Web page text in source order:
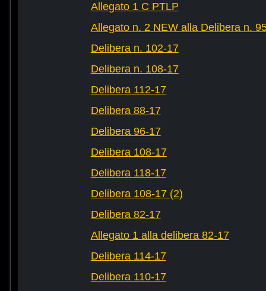
Allegato 1 C PTLP
Allegato n. 2 NEW alla Delibera n.
Delibera n. 102-17
Delibera n. 108-17
Delibera 112-17
Delibera 88-17
Delibera 96-17
Delibera 108-17
Delibera 118-17
Delibera 108-17 (2)
Delibera 82-17
Allegato 1 alla delibera 82-17
Delibera 114-17
Delibera 110-17